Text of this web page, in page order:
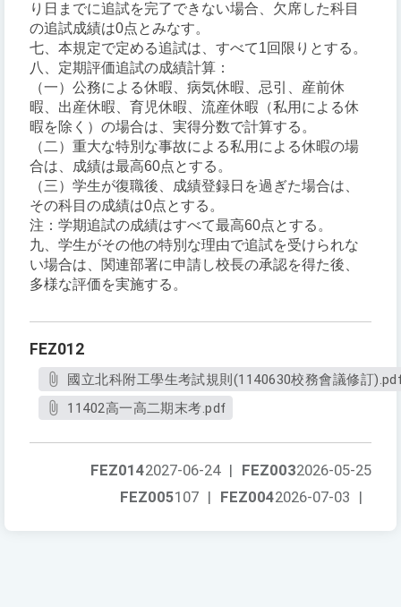
り日までに追試を完了できない場合、欠席した科目
の追試成績は0点とみなす。
七、本規定で定める追試は、すべて1回限りとする。
八、定期評価追試の成績計算：
（一）公務による休暇、病気休暇、忌引、産前休
暇、出産休暇、育児休暇、流産休暇（私用による休
暇を除く）の場合は、実得分数で計算する。
（二）重大な特別な事故による私用による休暇の場
合は、成績は最高60点とする。
（三）学生が復職後、成績登録日を過ぎた場合は、
その科目の成績は0点とする。
注：学期追試の成績はすべて最高60点とする。
九、学生がその他の特別な理由で追試を受けられな
い場合は、関連部署に申請し校長の承認を得た後、
多様な評価を実施する。
FEZ012
國立北科附工學生考試規則(1140630校務會議修訂
11402高一高二期末考.pdf
FEZ0032026-05-25
FEZ0142027-06-24 |
FEZ0042026-07-03 |
FEZ005107 |